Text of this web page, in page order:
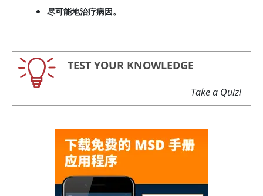
尽可能地治疗病因。
TEST YOUR KNOWLEDGE
Take a Quiz!